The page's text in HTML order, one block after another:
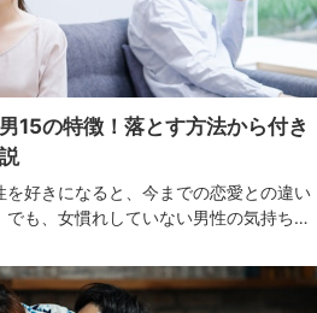
15の特徴！落とす方法から付き
を好きになると、今までの恋愛との違い
でも、女慣れしていない男性の気持ちを
ない男性の特徴を理解して効果的なアプ
♡